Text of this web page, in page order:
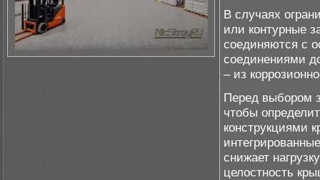
В случаях
или контурные
соединяются с
соединениями
– из
Перед выбором
чтобы
конструкциями
снижает
целостность